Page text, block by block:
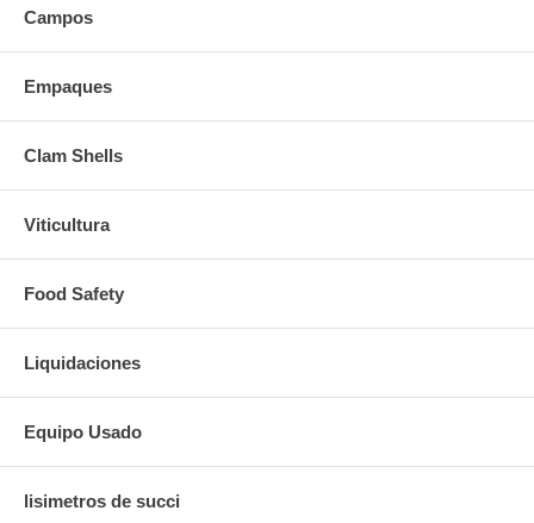
Campos
Empaques
Clam Shells
Viticultura
Food Safety
Liquidaciones
Equipo Usado
lisimetros de succi